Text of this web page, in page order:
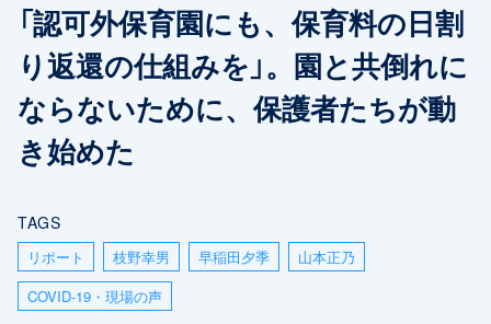
「認可外保育園にも、保育料の日割
り返還の仕組みを」。園と共倒れに
ならないために、保護者たちが動
き始めた
TAGS
リポート 枝野幸男 早稲田夕季
山本正乃
COVID-19・現場の声